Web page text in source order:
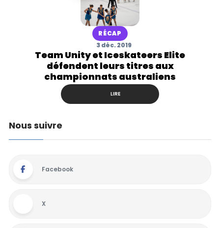
RÉCAP
3 déc. 2019
Team Unity et Iceskateers Elite
défendent leurs titres aux
championnats australiens
LIRE
Nous suivre
Facebook
X